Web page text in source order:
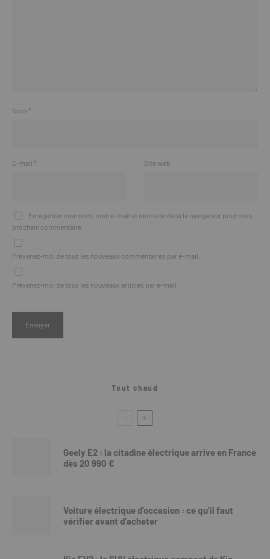
Nom *
E-mail * Site web
Enregistrer mon nom, mon e-mail et mon site dans le navigateur pour mon
prochain commentaire.
Prévenez-moi de tous les nouveaux commentaires par e-mail.
Prévenez-moi de tous les nouveaux articles par e-mail.
Tout chaud
Geely E2 : la citadine électrique arrive en France
dès 20 990 €
Voiture électrique d’occasion : ce qu’il faut
vérifier avant d’acheter